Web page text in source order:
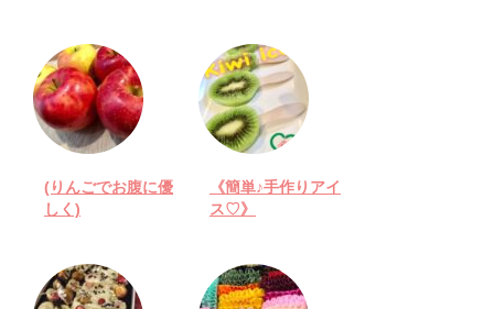
(りんごでお腹に優
しく)
《簡単♪手作りアイ
ス♡》